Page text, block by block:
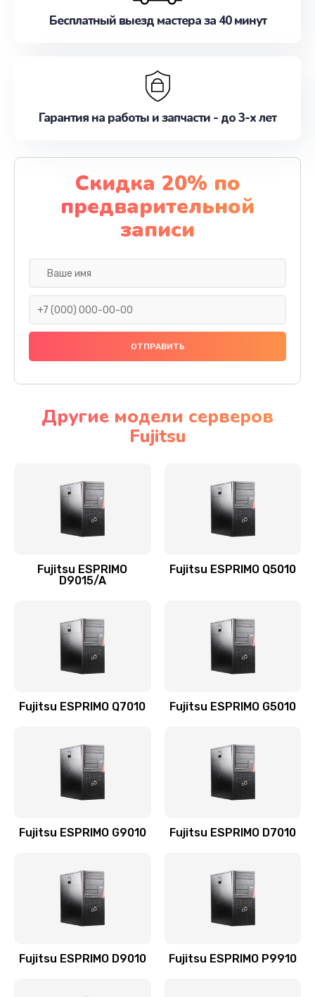
Бесплатный выезд мастера за 40 минут
Гарантия на работы и запчасти - до 3-х лет
Скидка 20% по
предварительной
записи
Другие модели серверов
Fujitsu
Fujitsu ESPRIMO
D9015/A
Fujitsu ESPRIMO Q5010
Fujitsu ESPRIMO Q7010 Fujitsu ESPRIMO G5010
Fujitsu ESPRIMO G9010 Fujitsu ESPRIMO D7010
Fujitsu ESPRIMO D9010 Fujitsu ESPRIMO P9910